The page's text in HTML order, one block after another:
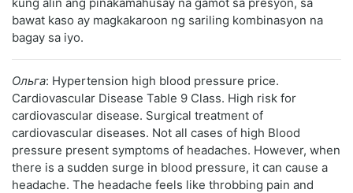
bawat kaso ay magkakaroon ng sariling kombinasyon na
bagay sa iyo.
Ольга: Hypertension high blood pressure price.
Cardiovascular Disease Table 9 Class. High risk for
cardiovascular disease. Surgical treatment of
cardiovascular diseases. Not all cases of high Blood
pressure present symptoms of headaches. However, when
there is a sudden surge in blood pressure, it can cause a
headache. The headache feels like throbbing pain and